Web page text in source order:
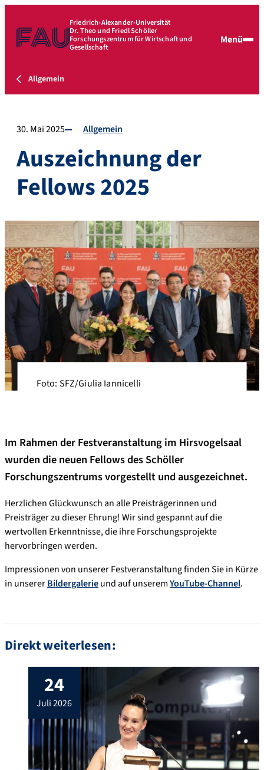
Friedrich-Alexander-Universität
Dr. Theo und Friedl Schöller
Forschungszentrum für Wirtschaft und
Gesellschaft
Menü
Allgemein
30. Mai 2025 Allgemein
Auszeichnung der
Fellows 2025
Foto: SFZ/Giulia Iannicelli
Im Rahmen der Festveranstaltung im Hirsvogelsaal
wurden die neuen Fellows des Schöller
Forschungszentrums vorgestellt und ausgezeichnet.
Herzlichen Glückwunsch an alle Preisträgerinnen und
Preisträger zu dieser Ehrung! Wir sind gespannt auf die
wertvollen Erkenntnisse, die ihre Forschungsprojekte
hervorbringen werden.
Impressionen von unserer Festveranstaltung finden Sie in Kürze
in unsererBildergalerieund auf unseremYouTube-Channel.
Direkt weiterlesen:
24
juli 2026